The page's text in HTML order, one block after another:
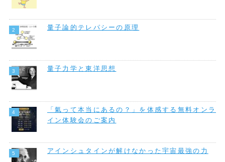
量子論的テレパシーの原理
量子力学と東洋思想
「氣って本当にあるの？」を体感する無料オンラ
イン体験会のご案内
アインシュタインが解けなかった宇宙最強の力